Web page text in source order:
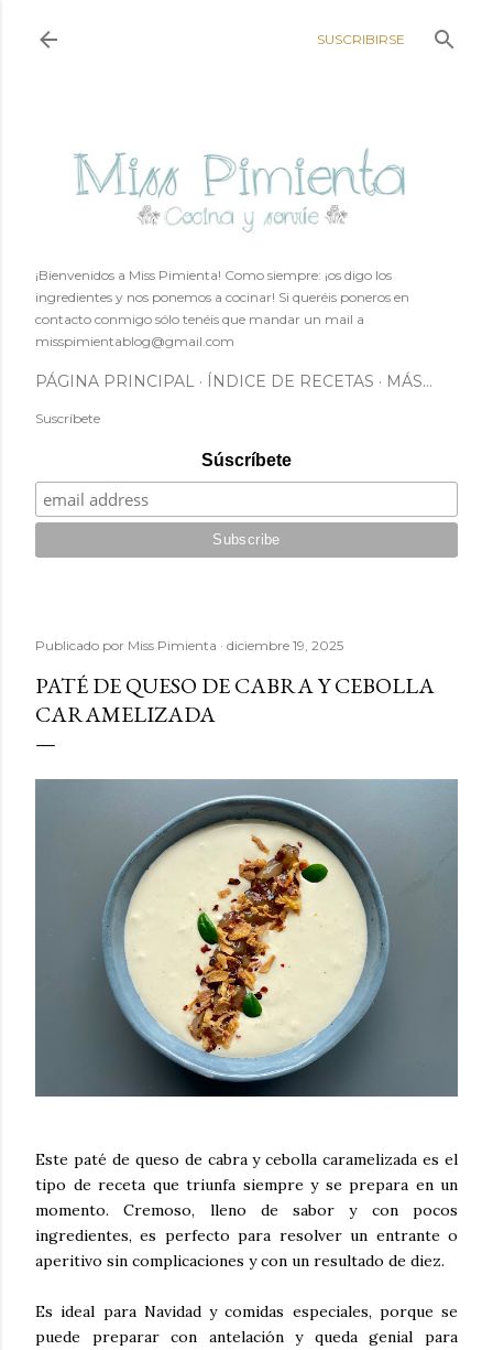
SUSCRIBIRSE
¡Bienvenidos a Miss Pimienta! Como siempre: ¡os digo los
ingredientes y nos ponemos a cocinar! Si queréis poneros en
contacto conmigo sólo tenéis que mandar un mail a
misspimientablog@gmail.com
PÁGINA PRINCIPAL ÍNDICE DE RECETAS MÁS…
Suscríbete
Súscríbete
Publicado por Miss Pimienta diciembre 19, 2025
PATÉ DE QUESO DE CABRA Y CEBOLLA
CARAMELIZADA
Este paté de queso de cabra y cebolla caramelizada es el
tipo de receta que triunfa siempre y se prepara en un
momento. Cremoso, lleno de sabor y con pocos
ingredientes, es perfecto para resolver un entrante o
aperitivo sin complicaciones y con un resultado de diez.
Es ideal para Navidad y comidas especiales, porque se
puede preparar con antelación y queda genial para